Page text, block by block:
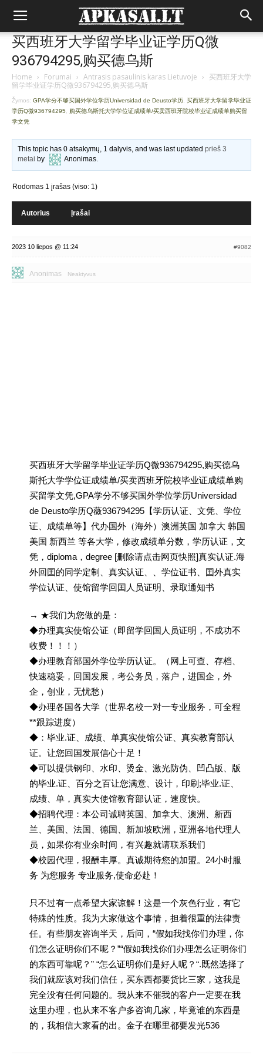
买西班牙大学留学毕业证学历Q微
936794295,购买德乌斯
Home › Forumai › Antrasis pasaulinis karas Lietuvoje › 买西班牙大学
留学毕业证学历Q微936794295,购买德乌斯
Žymos: GPA学分不够买国外学位学历Universidad de Deusto学历 买西班牙大学留学毕业证
学历Q微936794295
购买德乌斯托大学学位证成绩单/买卖西班牙院校毕业证成绩单购买留
学文凭
This topic has 0 atsakymų, 1 dalyvis, and was last updatedprieš 3
metai by Anonimas.
Rodomas 1 įrašas (viso: 1)
Autorius Įrašai
2023 10 liepos @ 11:24 #9082
Anonimas Neaktyvus
买西班牙大学留学毕业证学历Q微936794295,购买德乌
斯托大学学位证成绩单/买卖西班牙院校毕业证成绩单购
买留学文凭,GPA学分不够买国外学位学历Universidad
de Deusto学历Q薇936794295【学历认证、文凭、学位
证、成绩单等】代办国外（海外）澳洲英国 加拿大 韩国
美国 新西兰 等各大学，修改成绩单分数，学历认证，文
凭，diploma，degree [删除请点击网页快照]真实认证.海
外回囯的同学定制、真实认证、、学位证书、囯外真实
学位认证、使馆留学回囯人员证明、录取通知书
→ ★我们为您做的是：
◆办理真实使馆公证（即留学回国人员证明，不成功不
收费！！！）
◆办理教育部国外学位学历认证。（网上可查、存档、
快速稳妥，回国发展，考公务员，落户，进国企，外
企，创业，无忧愁）
◆办理各国各大学（世界名校一对一专业服务，可全程
**跟踪进度）
◆：毕业.证、成绩、单真实使馆公证、真实教育部认
证。让您回国发展信心十足！
◆可以提供钢印、水印、烫金、激光防伪、凹凸版、版
的毕业.证、百分之百让您满意、设计，印刷;毕业.证、
成绩、单，真实大使馆教育部认证，速度快。
◆招聘代理：本公司诚聘英国、加拿大、澳洲、新西
兰、美国、法国、德国、新加坡欧洲，亚洲各地代理人
员，如果你有业余时间，有兴趣就请联系我们
◆校园代理，报酬丰厚。真诚期待您的加盟。24小时服
务 为您服务 专业服务,使命必赴！
只不过有一点希望大家谅解！这是一个灰色行业，有它
特殊的性质。我为大家做这个事情，担着很重的法律责
任。有些朋友咨询半天，后问，“假如我找你们办理，你
们怎么证明你们不呢？”“假如我找你们办理怎么证明你们
的东西可靠呢？” “怎么证明你们是好人呢？“.既然选择了
我们就应该对我们信任，买东西都要货比三家，这我是
完全没有任何问题的。我从来不催我的客户一定要在我
这里办理，也从来不客户多咨询几家，毕竟谁的东西是
的，我相信大家看的出。金子在哪里都要发光536